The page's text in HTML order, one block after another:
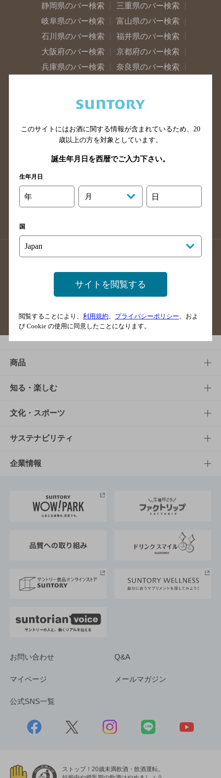
静岡県のバー検索
三重県のバー検索
岐阜県のバー検索
富山県のバー検索
石川県のバー検索
福井県のバー検索
大阪府のバー検索
京都府のバー検索
兵庫県のバー検索
奈良県のバー検索
広島県のバー検索
岡山県のバー検索
島根県のバー検索
徳島県のバー検索
香川県のバー検索
愛媛県のバー検索
高知県のバー検索
福岡県のバー検索
長崎県のバー検索
大分県のバー検索
熊本県のバー検索
宮崎県のバー検索
鹿児島県のバー検索
店舗登録方法のご案内
店舗情報更新方法のご案内
掲載店舗様ログイン
サイトマップ ご意見・ご感想 利用規約
商品
商品TOP
商品一覧
商品発売情報
栄養成分一覧
知る・楽しむ
知る・楽しむTOP
キャンペーン
工場見学
地域情報
文化・スポーツ
文化・スポーツTOP
サントリーホール
サントリーサンバーズ大阪
サステナビリティ
サステナビリティTOP
サントリーが考えるサステナビリティ経営
企業情報
企業概要
採用情報
お問い合わせ Q&A
マイページ メールマガジン
公式SNS一覧
ストップ！20歳未満飲酒・飲酒運転。
このサイトにはお酒に関する情報が含まれているため、 20
歳以上の方を対象としています。
誕生年月日を西暦でご入力下さい。
生年月日
年 月 日
国
サイトを閲覧する
閲覧することにより、 利用規約 プライバシーポリシー 、およ
び Cookie の使用に同意したことになります。